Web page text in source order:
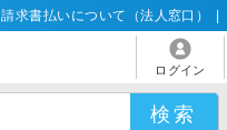
請求書払いについて（法人窓口）
ログイン